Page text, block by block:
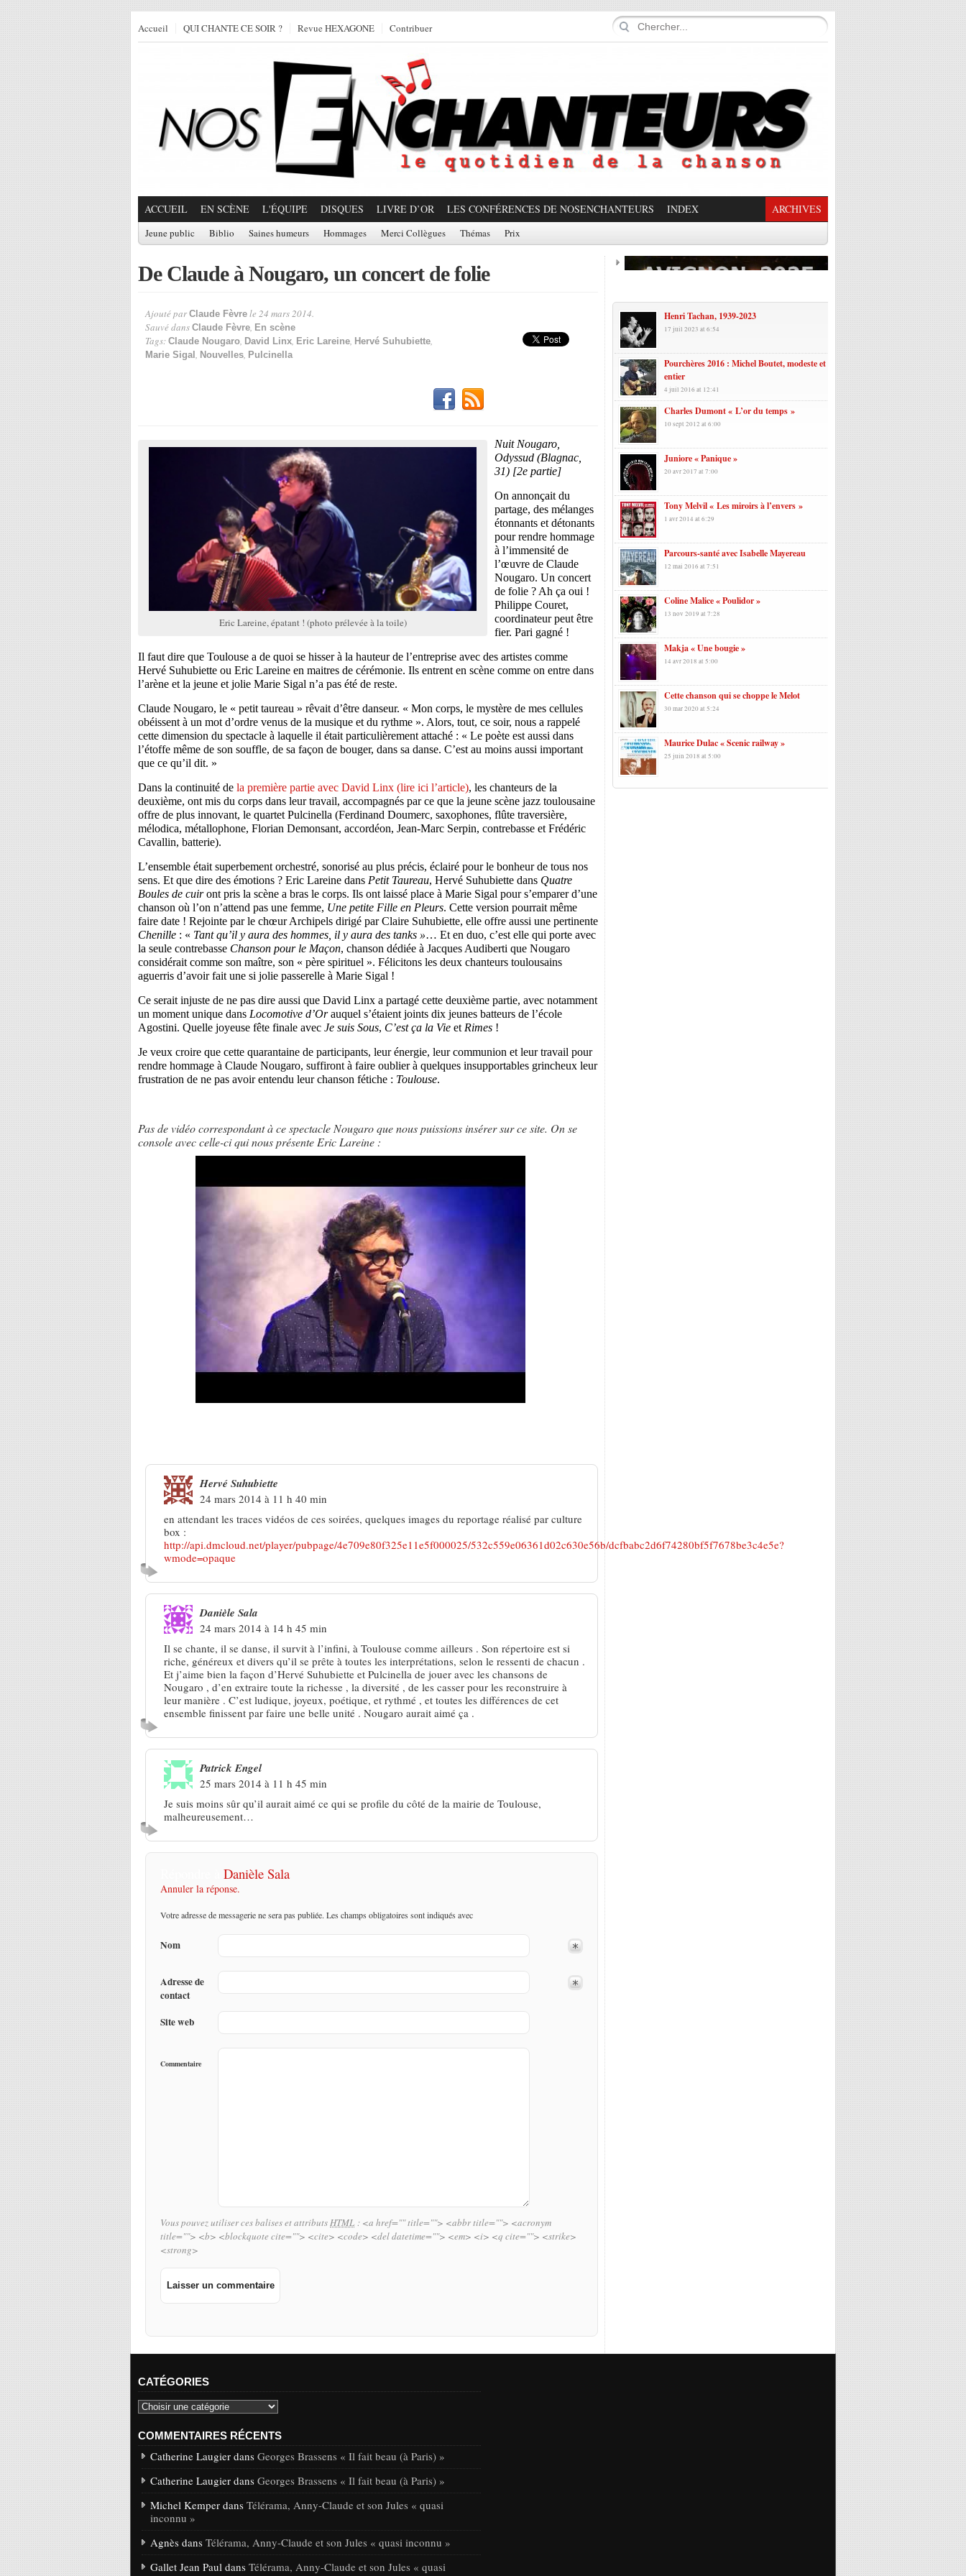
Accueil QUI CHANTE CE SOIR ? Revue HEXAGONE Contribuer
ACCUEIL EN SCÈNE L'ÉQUIPE DISQUES LIVRE D’OR LES CONFÉRENCES DE NOSENCHANTEURS INDEX ARCHIVES
Jeune public Biblio Saines humeurs Hommages Merci Collègues Thémas Prix
De Claude à Nougaro, un concert de folie
Ajouté par Claude Fèvre le 24 mars 2014.
Sauvé dans Claude Fèvre, En scène
Tags: Claude Nougaro, David Linx, Eric Lareine, Hervé Suhubiette,
Marie Sigal , Nouvelles, Pulcinella
Eric Lareine, épatant ! (photo prélevée à la toile)
Nuit Nougaro,
Odyssud (Blagnac,
31) [2e partie]
On annonçait du
partage, des mélanges
étonnants et détonants
pour rendre hommage
à l’immensité de
l’œuvre de Claude
Nougaro. Un concert
de folie ? Ah ça oui !
Philippe Couret,
coordinateur peut être
fier. Pari gagné !
Il faut dire que Toulouse a de quoi se hisser à la hauteur de l’entreprise avec des artistes comme
Hervé Suhubiette ou Eric Lareine en maitres de cérémonie. Ils entrent en scène comme on entre dans
l’arène et la jeune et jolie Marie Sigal n’a pas été de reste.
Claude Nougaro, le « petit taureau » rêvait d’être danseur. « Mon corps, le mystère de mes cellules
obéissent à un mot d’ordre venus de la musique et du rythme ». Alors, tout, ce soir, nous a rappelé
cette dimension du spectacle à laquelle il était particulièrement attaché : « Le poète est aussi dans
l’étoffe même de son souffle, de sa façon de bouger, dans sa danse. C’est au moins aussi important
que ce qu’il dit. »
Dans la continuité de la première partie avec David Linx (lire ici l’article), les chanteurs de la
deuxième, ont mis du corps dans leur travail, accompagnés par ce que la jeune scène jazz toulousaine
offre de plus innovant, le quartet Pulcinella (Ferdinand Doumerc, saxophones, flûte traversière,
mélodica, métallophone, Florian Demonsant, accordéon, Jean-Marc Serpin, contrebasse et Frédéric
Cavallin, batterie).
L’ensemble était superbement orchestré, sonorisé au plus précis, éclairé pour le bonheur de tous nos
sens. Et que dire des émotions ? Eric Lareine dans Petit Taureau, Hervé Suhubiette dans Quatre
Boules de cuiront pris la scène a bras le corps. Ils ont laissé place à Marie Sigal pour s’emparer d’une
chanson où l’on n’attend pas une femme, Une petite Fille en Pleurs. Cette version pourrait même
faire date ! Rejointe par le chœurArchipels dirigé par Claire Suhubiette, elle offre aussi une pertinente
Chenille : « Tant qu’il y aura des hommes, il y aura des tanks »… Et en duo, c’est elle qui porte avec
la seule contrebasse Chanson pour le Maçon, chanson dédiée à Jacques Audiberti que Nougaro
considérait comme son maître, son « père spirituel ». Félicitons les deux chanteurs toulousains
aguerris d’avoir fait une si jolie passerelle à Marie Sigal !
Ce serait injuste de ne pas dire aussi que David Linx a partagé cette deuxième partie, avec notamment
un moment unique dans Locomotive d’Orauquel s’étaient joints dix jeunes batteurs de l’école
Agostini. Quelle joyeuse fête finale avec Je suis Sous, C’est ça la Vie et Rimes !
Je veux croire que cette quarantaine de participants, leur énergie, leur communion et leur travail pour
rendre hommage à Claude Nougaro, suffiront à faire oublier à quelques insupportables grincheux leur
frustration de ne pas avoir entendu leur chanson fétiche : Toulouse.
Pas de vidéo correspondant à ce spectacle Nougaro que nous puissions insérer sur ce site. On se
console avec celle-ci qui nous présente Eric Lareine :
Hervé Suhubiette
24 mars 2014 à 11 h 40 min
en attendant les traces vidéos de ces soirées, quelques images du reportage réalisé par culture
box :
http://api.dmcloud.net/player/pubpage/4e709e80f325e11e5f000025/532c559e06361d02c630e56b/dcfbabc2d6f74280bf5f7678be3c4e5e?
wmode=opaque
Danièle Sala
24 mars 2014 à 14 h 45 min
Il se chante, il se danse, il survit à l’infini, à Toulouse comme ailleurs . Son répertoire est si
riche, généreux et divers qu’il se prête à toutes les interprétations, selon le ressenti de chacun .
Et j’aime bien la façon d’Hervé Suhubiette et Pulcinella de jouer avec les chansons de
Nougaro , d’en extraire toute la richesse , la diversité , de les casser pour les reconstruire à
leur manière . C’est ludique, joyeux, poétique, et rythmé , et toutes les différences de cet
ensemble finissent par faire une belle unité . Nougaro aurait aimé ça .
Patrick Engel
25 mars 2014 à 11 h 45 min
Je suis moins sûr qu’il aurait aimé ce qui se profile du côté de la mairie de Toulouse,
malheureusement…
Danièle Sala
Annuler la réponse.
Votre adresse de messagerie ne sera pas publiée. Les champs obligatoires sont indiqués avec
Nom
Adresse de
contact
Site web
Commentaire
Vous pouvez utiliser ces balises et attributsHTML : <a href="" title=""> <abbr title=""> <acronym
title=""> <b> <blockquote cite=""> <cite> <code> <del datetime=""> <em> <i> <q cite=""> <strike>
<strong>
Henri Tachan, 1939-2023
17 juil 2023 at 6:54
Pourchères 2016 : Michel Boutet, modeste et
entier
4 juil 2016 at 12:41
Charles Dumont « L’or du temps »
10 sept 2012 at 6:00
Juniore « Panique »
20 avr 2017 at 7:00
Tony Melvil « Les miroirs à l’envers »
1 avr 2014 at 6:29
Parcours-santé avec Isabelle Mayereau
12 mai 2016 at 7:51
Coline Malice « Poulidor »
13 nov 2019 at 7:28
Makja « Une bougie »
14 avr 2018 at 5:00
Cette chanson qui se choppe le Melot
30 mar 2020 at 5:24
Maurice Dulac « Scenic railway »
25 juin 2018 at 5:00
CATÉGORIES
COMMENTAIRES RÉCENTS
Catherine Laugier dans Georges Brassens « Il fait beau (à Paris) »
Catherine Laugier dans Georges Brassens « Il fait beau (à Paris) »
Michel Kemper dans Télérama, Anny-Claude et son Jules « quasi
inconnu »
Agnès dans Télérama, Anny-Claude et son Jules « quasi inconnu »
Gallet Jean Paul dans Télérama, Anny-Claude et son Jules « quasi